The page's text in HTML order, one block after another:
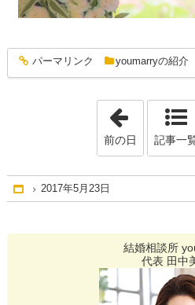
entry1295
パーマリンク youmarryの紹介
「2017
前の日 記事一
Home
2017年5月23日
結婚相談所
代表 田中